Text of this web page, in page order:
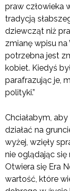
praw człowieka
tradycją
dziewcząt niż
zmianę wpisu
potrzebna jest
kobiet. Kiedyś
parafrazując je,
polityki.”
Chciałabym,
działać na
wyżej, wzięły
nie oglądając się
Otwiera się Era
wartość, które